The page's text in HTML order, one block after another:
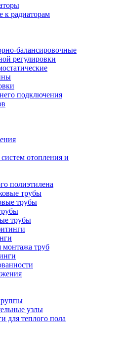
радиаторам
балансировочные
регулировки
подключения
отопления и
полиэтилена
трубы
трубы
трубы
монтажа труб
узлы
для теплого пола